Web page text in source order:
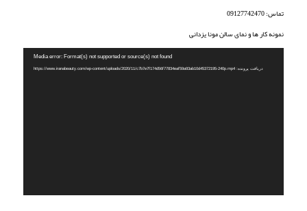
تماس: 09127742470
نمونه کار ها و نمای سالن مونا یزدانی
Media error: Format(s) not supported or source(s) not found
دریافت پرونده: https://www.iranabeauty.com/wp-content/uploads/2020/11/c7b7e7f174d56f77834eaf59a93ab10d45372195-240p.mp4